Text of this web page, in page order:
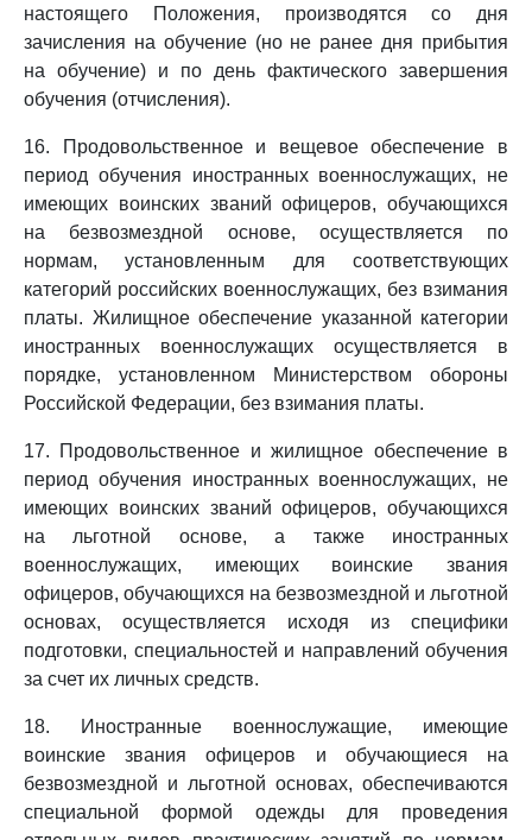
настоящего Положения, производятся со дня
зачисления на обучение (но не ранее дня прибытия
на обучение) и по день фактического завершения
обучения (отчисления).
16. Продовольственное и вещевое обеспечение в
период обучения иностранных военнослужащих, не
имеющих воинских званий офицеров, обучающихся
на безвозмездной основе, осуществляется по
нормам, установленным для соответствующих
категорий российских военнослужащих, без взимания
платы. Жилищное обеспечение указанной категории
иностранных военнослужащих осуществляется в
порядке, установленном Министерством обороны
Российской Федерации, без взимания платы.
17. Продовольственное и жилищное обеспечение в
период обучения иностранных военнослужащих, не
имеющих воинских званий офицеров, обучающихся
на льготной основе, а также иностранных
военнослужащих, имеющих воинские звания
офицеров, обучающихся на безвозмездной и льготной
основах, осуществляется исходя из специфики
подготовки, специальностей и направлений обучения
за счет их личных средств.
18. Иностранные военнослужащие, имеющие
воинские звания офицеров и обучающиеся на
безвозмездной и льготной основах, обеспечиваются
специальной формой одежды для проведения